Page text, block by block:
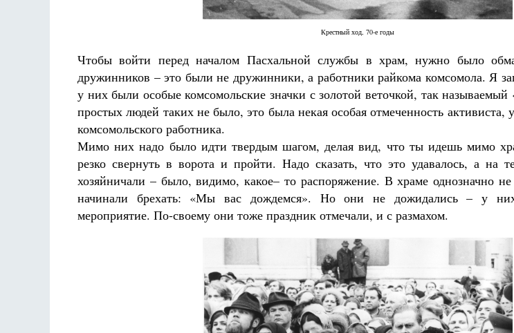
Крестный ход, 70-е годы
Чтобы войти перед началом Пасхальной службы в храм, нужно было
дружинников – это были не дружинники, а работники райкома комсомола. Я
у них были особые комсомольские значки с золотой веточкой, так
простых людей таких не было, это была некая особая отмеченность активиста,
комсомольского работника.
Мимо них надо было идти твердым шагом, делая вид, что ты идешь мимо
резко свернуть в ворота и пройти. Надо сказать, что это удавалось, а на
хозяйничали – было, видимо, какое– то распоряжение. В храме однозначно
начинали брехать: «Мы вас дождемся». Но они не дожидались – у
мероприятие. По-своему они тоже праздник отмечали, и с размахом.